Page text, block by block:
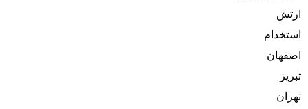
ارتش
استخدام
اصفهان
تبریز
تهران